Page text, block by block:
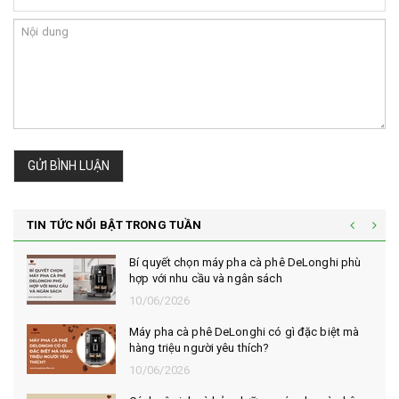
GỬI BÌNH LUẬN
TIN TỨC NỔI BẬT TRONG TUẦN
Bí quyết chọn máy pha cà phê DeLonghi phù
hợp với nhu cầu và ngân sách
10/06/2026
Máy pha cà phê DeLonghi có gì đặc biệt mà
hàng triệu người yêu thích?
10/06/2026